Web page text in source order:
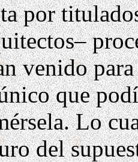
por
venido
que
Lo
del